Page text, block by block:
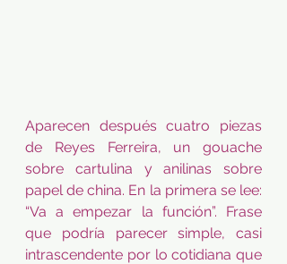
Aparecen después cuatro piezas
de Reyes Ferreira, un gouache
sobre cartulina y anilinas sobre
papel de china. En la primera se lee:
“Va a empezar la función”. Frase
que podría parecer simple, casi
intrascendente por lo cotidiana que